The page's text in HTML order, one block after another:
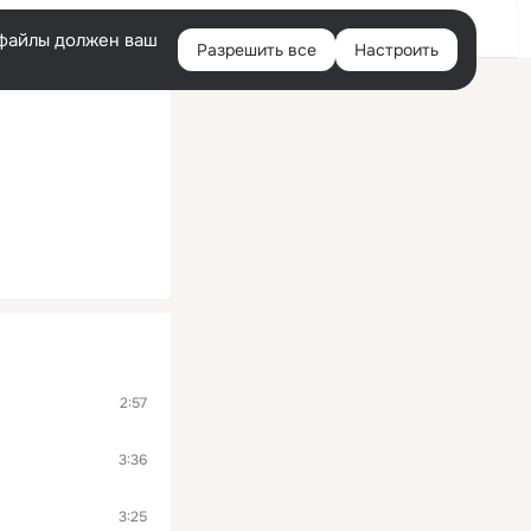
Войти
должен ваш Разрешить все Настроить
2:57
3:36
3:25